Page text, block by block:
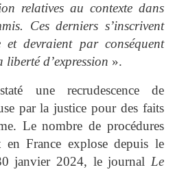
relatives au contexte dans
Ces derniers s’inscrivent
devraient par conséquent
d’expression ».
une recrudescence de
par la justice pour des faits
Le nombre de procédures
France explose depuis le
janvier 2024, le journal Le